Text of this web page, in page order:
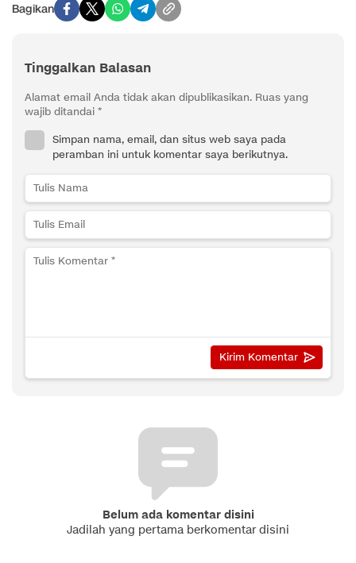
Bagikan
Tinggalkan Balasan
Alamat email Anda tidak akan dipublikasikan. Ruas yang
wajib ditandai *
Simpan nama, email, dan situs web saya pada
peramban ini untuk komentar saya berikutnya.
Belum ada komentar disini
Jadilah yang pertama berkomentar disini